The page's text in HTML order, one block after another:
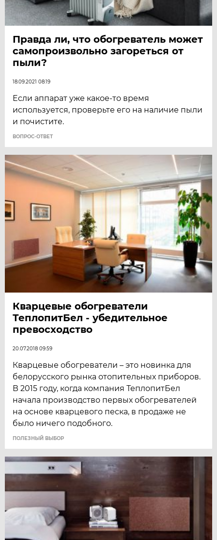
Правда ли, что обогреватель может
самопроизвольно загореться от
пыли?
18.09.2021 08:19
Если аппарат уже какое-то время
используется, проверьте его на наличие пыли
и почистите.
ВОПРОС-ОТВЕТ
Кварцевые обогреватели
ТеплопитБел - убедительное
превосходство
20.07.2018 09:59
Кварцевые обогреватели – это новинка для
белорусского рынка отопительных приборов.
В 2015 году, когда компания ТеплопитБел
начала производство первых обогревателей
на основе кварцевого песка, в продаже не
было ничего подобного.
ПОЛЕЗНЫЙ ВЫБОР